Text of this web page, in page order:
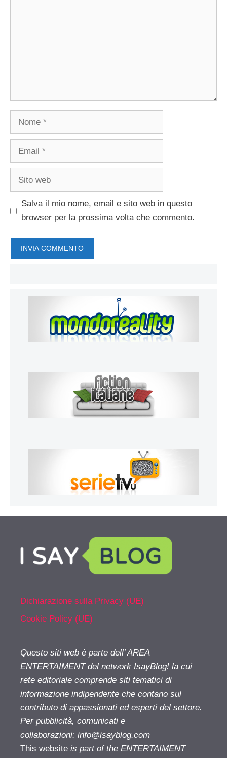
Nome
Email
Sito
Salva il mio nome, email e sito web in questo
browser per la prossima volta che commento.
Dichiarazione sulla Privacy (UE)
Cookie Policy (UE)
Questo siti web è parte dell’ AREA
ENTERTAIMENT del network IsayBlog! la cui
rete editoriale comprende siti tematici di
informazione indipendente che contano sul
contributo di appassionati ed esperti del settore.
Per pubblicità, comunicati e
collaborazioni: info@isayblog.com
This website is part of the ENTERTAIMENT